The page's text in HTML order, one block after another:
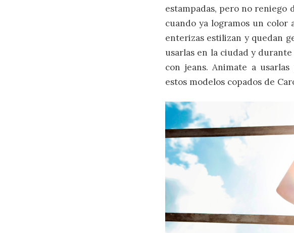
estampadas, pero no reniego
cuando ya logramos un color
enterizas estilizan y quedan
usarlas en la ciudad y
con jeans. Animate a
estos modelos copados de